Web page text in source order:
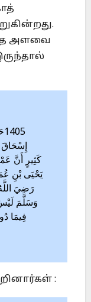
அளவை
1405
إِسْحَاقَ
كَثِيرٍ أَنَّ
يَحْيَى بْنِ
رَضِيَ
وَسَلَّمَ
فِيمَا
: